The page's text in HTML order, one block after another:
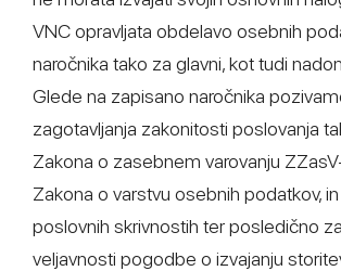
VNC opravljata obdelavo osebnih
naročnika tako za glavni, kot tudi
Glede na zapisano naročnika
zagotavljanja zakonitosti poslovanja
Zakona o zasebnem varovanju
Zakona o varstvu osebnih podatkov,
poslovnih skrivnostih ter posledično
veljavnosti pogodbe o izvajanju